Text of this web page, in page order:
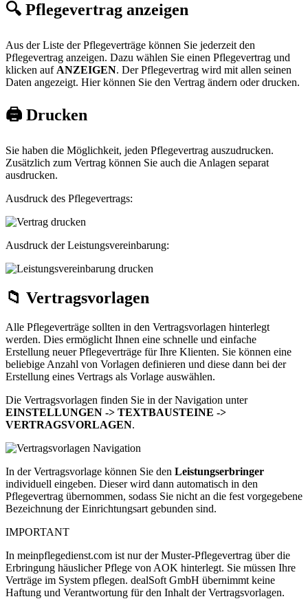
🔍 Pflegevertrag anzeigen
Aus der Liste der Pflegeverträge können Sie jederzeit den
Pflegevertrag anzeigen. Dazu wählen Sie einen Pflegevertrag und
klicken auf ANZEIGEN. Der Pflegevertrag wird mit allen seinen
Daten angezeigt. Hier können Sie den Vertrag ändern oder drucken.
🖨️ Drucken
Sie haben die Möglichkeit, jeden Pflegevertrag auszudrucken.
Zusätzlich zum Vertrag können Sie auch die Anlagen separat
ausdrucken.
Ausdruck des Pflegevertrags:
Ausdruck der Leistungsvereinbarung:
📁 Vertragsvorlagen
Alle Pflegeverträge sollten in den Vertragsvorlagen hinterlegt
werden. Dies ermöglicht Ihnen eine schnelle und einfache
Erstellung neuer Pflegeverträge für Ihre Klienten. Sie können eine
beliebige Anzahl von Vorlagen definieren und diese dann bei der
Erstellung eines Vertrags als Vorlage auswählen.
Die Vertragsvorlagen finden Sie in der Navigation unter
EINSTELLUNGEN -> TEXTBAUSTEINE ->
VERTRAGSVORLAGEN.
In der Vertragsvorlage können Sie den Leistungserbringer
individuell eingeben. Dieser wird dann automatisch in den
Pflegevertrag übernommen, sodass Sie nicht an die fest vorgegebene
Bezeichnung der Einrichtungsart gebunden sind.
IMPORTANT
In meinpflegedienst.com ist nur der Muster-Pflegevertrag über die
Erbringung häuslicher Pflege von AOK hinterlegt. Sie müssen Ihre
Verträge im System pflegen. dealSoft GmbH übernimmt keine
Haftung und Verantwortung für den Inhalt der Vertragsvorlagen.